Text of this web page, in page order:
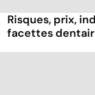
Risques, prix,
facettes